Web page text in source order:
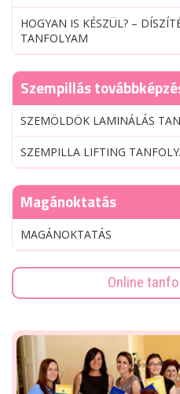
HOGYAN IS KÉSZÜL? –
TANFOLYAM
Szempillás
SZEMÖLDÖK LAMINÁLÁS
SZEMPILLA LIFTING
Magánoktatás
MAGÁNOKTATÁS
Online